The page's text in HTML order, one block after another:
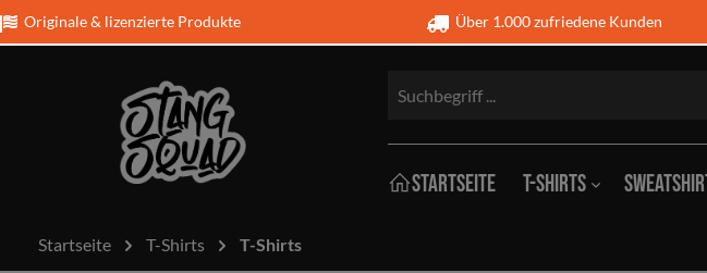
Originale & lizenzierte Produkte Über 1.000 zufriedene Kunden
Startseite T-Shirts
Startseite T-Shirts T-Shirts